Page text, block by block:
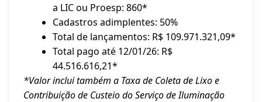
a LIC ou Proesp: 860*
Cadastros adimplentes: 50%
Total de lançamentos: R$ 109.971.321,09*
Total pago até 12/01/26: R$
44.516.616,21*
*Valor inclui também a Taxa de Coleta de Lixo e
Contribuição de Custeio do Serviço de Iluminação